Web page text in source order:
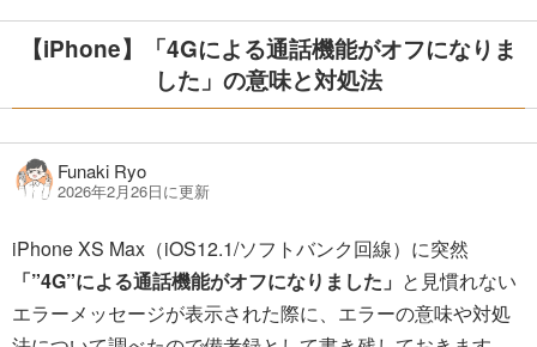
【iPhone】「4Gによる通話機能がオフになりま
した」の意味と対処法
Funaki Ryo
2026年2月26日に更新
iPhone XS Max（iOS12.1/ソフトバンク回線）に突然
「”4G”による通話機能がオフになりました」 と見慣れない
エラーメッセージが表示された際に、エラーの意味や対処